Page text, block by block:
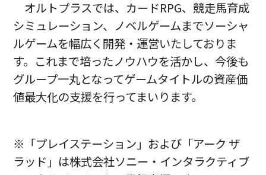
オルトプラスでは、カードRPG、競走馬育成
シミュレーション、ノベルゲームまでソーシャ
ルゲームを幅広く開発・運営いたしておりま
す。これまで培ったノウハウを活かし、今後も
グループ一丸となってゲームタイトルの資産価
値最大化の支援を行ってまいります。
※「プレイステーション」および「アーク ザ
ラッド」は株式会社ソニー・インタラクティブ